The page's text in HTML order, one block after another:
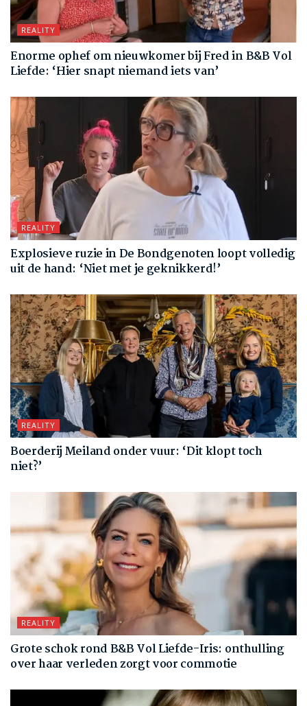
REALITY
Enorme ophef om nieuwkomer bij Fred in B&B Vol
Liefde: ‘Hier snapt niemand iets van’
REALITY
Explosieve ruzie in De Bondgenoten loopt volledig
uit de hand: ‘Niet met je geknikkerd!’
REALITY
Boerderij Meiland onder vuur: ‘Dit klopt toch
niet?’
REALITY
Grote schok rond B&B Vol Liefde-Iris: onthulling
over haar verleden zorgt voor commotie